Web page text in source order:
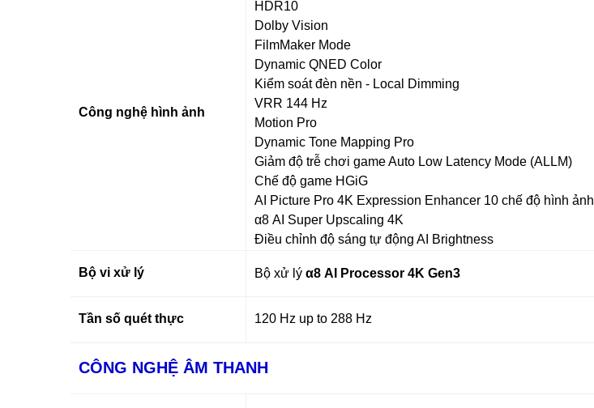
Công nghệ hình ảnh
HDR10
Dolby Vision
FilmMaker Mode
Dynamic QNED Color
Kiểm soát đèn nền - Local Dimming
VRR 144 Hz
Motion Pro
Dynamic Tone Mapping Pro
Giảm độ trễ chơi game Auto Low Latency Mode (ALLM)
Chế độ game HGiG
AI Picture Pro 4K Expression Enhancer 10 chế độ hình ảnh
α8 AI Super Upscaling 4K
Điều chỉnh độ sáng tự động AI Brightness
Bộ vi xử lý Bộ xử lý α8 AI Processor 4K Gen3
Tần số quét thực 120 Hz up to 288 Hz
CÔNG NGHỆ ÂM THANH